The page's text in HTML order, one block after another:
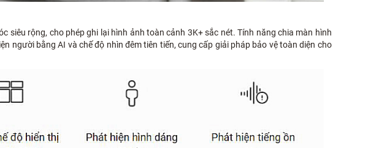
siêu rộng, cho phép ghi lại hình ảnh toàn cảnh 3K+ sắc nét. Tính năng chia màn hình
người bằng AI và chế độ nhìn đêm tiên tiến, cung cấp giải pháp bảo vệ toàn diện cho